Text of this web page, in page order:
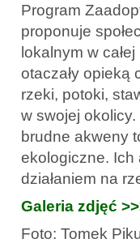
Program
proponuje
lokalnym w
otaczały opieką
rzeki, potoki,
w swojej
brudne akweny
ekologiczne. Ich
działaniem na
Galeria zdjęć
Foto: Tomek